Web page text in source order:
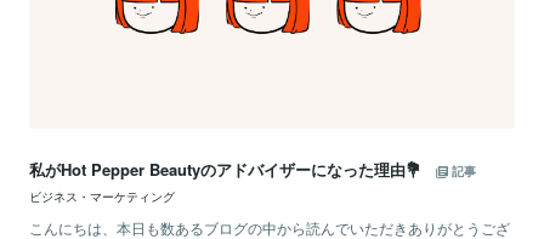
私がHot Pepper Beautyのアドバイザーになった理由💐
記事
ビジネス・マーケティング
こんにちは、本日も数あるブログの中から読んでいただきありがとうござ